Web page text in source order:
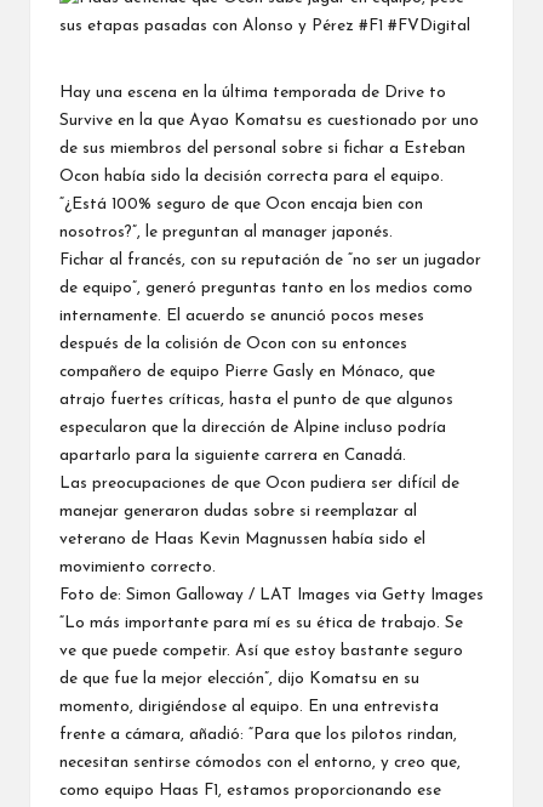
Hay una escena en la última temporada de Drive to
Survive en la que Ayao Komatsu es cuestionado por uno
de sus miembros del personal sobre si fichar a Esteban
Ocon había sido la decisión correcta para el equipo.
“¿Está 100% seguro de que Ocon encaja bien con
nosotros?”, le preguntan al manager japonés.
Fichar al francés, con su reputación de “no ser un jugador
de equipo”, generó preguntas tanto en los medios como
internamente. El acuerdo se anunció pocos meses
después de la colisión de Ocon con su entonces
compañero de equipo Pierre Gasly en Mónaco, que
atrajo fuertes críticas, hasta el punto de que algunos
especularon que la dirección de Alpine incluso podría
apartarlo para la siguiente carrera en Canadá.
Las preocupaciones de que Ocon pudiera ser difícil de
manejar generaron dudas sobre si reemplazar al
veterano de Haas Kevin Magnussen había sido el
movimiento correcto.
Foto de: Simon Galloway / LAT Images via Getty Images
“Lo más importante para mí es su ética de trabajo. Se
ve que puede competir. Así que estoy bastante seguro
de que fue la mejor elección”, dijo Komatsu en su
momento, dirigiéndose al equipo. En una entrevista
frente a cámara, añadió: “Para que los pilotos rindan,
necesitan sentirse cómodos con el entorno, y creo que,
como equipo Haas F1, estamos proporcionando ese